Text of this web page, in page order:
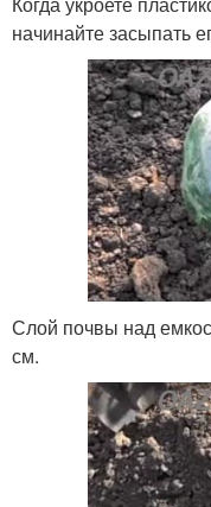
начинайте засыпать
Слой почвы над
см.